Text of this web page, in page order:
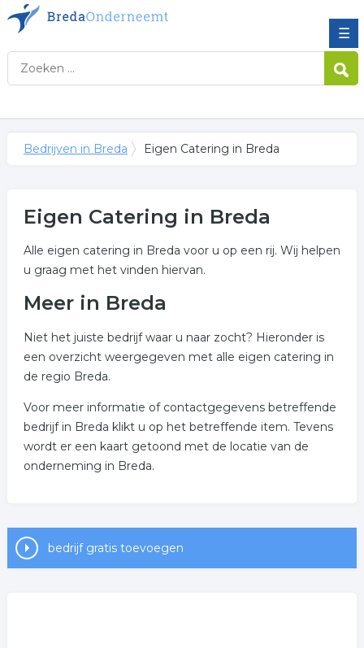
☰
Bedrijven in Breda Eigen Catering in Breda
Eigen Catering in Breda
Alle eigen catering in Breda voor u op een rij. Wij helpen
u graag met het vinden hiervan.
Meer in Breda
Niet het juiste bedrijf waar u naar zocht? Hieronder is
een overzicht weergegeven met alle eigen catering in
de regio Breda.
Voor meer informatie of contactgegevens betreffende
bedrijf in Breda klikt u op het betreffende item. Tevens
wordt er een kaart getoond met de locatie van de
onderneming in Breda.
bedrijf gratis toevoegen